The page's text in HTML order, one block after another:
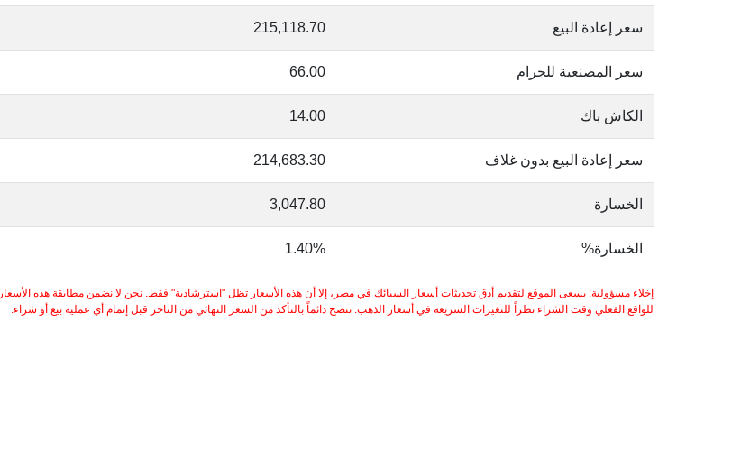
سعر إعادة البيع 215,118.70
سعر المصنعية للجرام 66.00
الكاش باك 14.00
سعر إعادة البيع بدون غلاف 214,683.30
الخسارة 3,047.80
الخسارة% 1.40%
إخلاء مسؤولية: يسعى الموقع لتقديم أدق تحديثات أسعار السبائك في مصر، إلا أن هذه الأسعار تظل "استرشادية" فقط. نحن لا نضمن مطابقة هذه الأسعار
للواقع الفعلي وقت الشراء نظراً للتغيرات السريعة في أسعار الذهب. ننصح دائماً بالتأكد من السعر النهائي من التاجر قبل إتمام أي عملية بيع أو شراء.